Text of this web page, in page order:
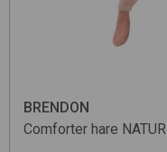
BRENDON
Comforter hare NATUR